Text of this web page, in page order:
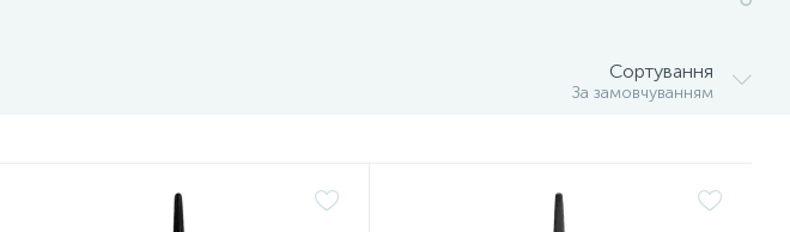
Сортування
За замовчуванням